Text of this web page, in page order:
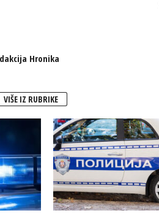
Hronika
VIŠE IZ RUBRIKE